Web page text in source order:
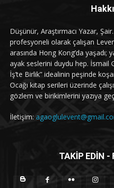
Düşünür, Araştırmacı Yazar,
profesyoneli olarak çalışan
arasında Hong Kong’da yaşadı;
ayak seslerini duydu hep. İsmail
İş’te Birlik” idealinin peşinde
Ocağı kitap serileri üzerinde
gözlem ve birikimlerini yazıya
İletişim:
TAKİP EDİN -